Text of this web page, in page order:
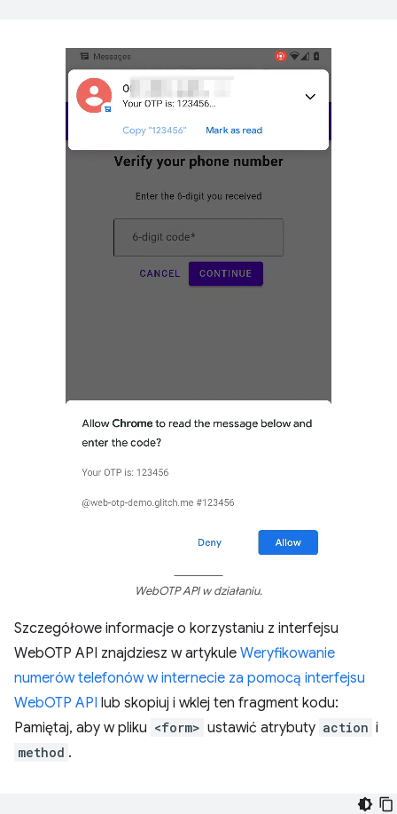
WebOTP API w działaniu.
Szczegółowe informacje o korzystaniu z interfejsu
WebOTP API znajdziesz w artykule Weryfikowanie
numerów telefonów w internecie za pomocą interfejsu
WebOTP API lub skopiuj i wklej ten fragment kodu:
Pamiętaj, aby w pliku <form> ustawić atrybuty action i
method .